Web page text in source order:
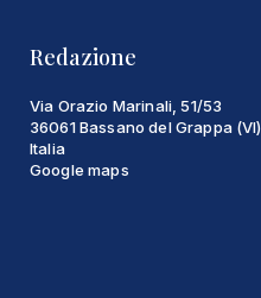
Redazione
Via Orazio Marinali, 51/53
36061 Bassano del Grappa (VI)
Italia
Google maps